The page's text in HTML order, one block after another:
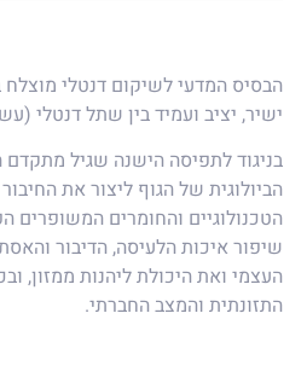
הבסיס המדעי לשיקום דנטלי מוצלח
ישיר, יציב ועמיד בין שתל דנטלי
בניגוד לתפיסה הישנה שגיל מתקדם
הביולוגית של הגוף ליצור את
הטכנולוגיים והחומרים
שיפור איכות הלעיסה, הדיבור
העצמי ואת היכולת ליהנות ממזון,
התזונתית והמצב החברתי.